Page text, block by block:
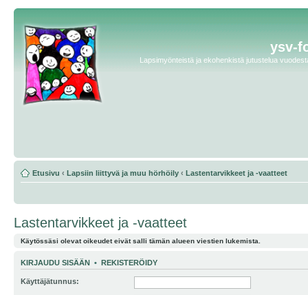
ysv-
Lapsimyönteistä ja ekohenkistä jutustelua
Etusivu ‹ Lapsiin liittyvä ja muu hörhöily ‹ Lastentarvikkeet ja -vaatteet
Lastentarvikkeet ja -vaatteet
Käytössäsi olevat oikeudet eivät salli tämän alueen viestien lukemista.
KIRJAUDU SISÄÄN • REKISTERÖIDY
Käyttäjätunnus: